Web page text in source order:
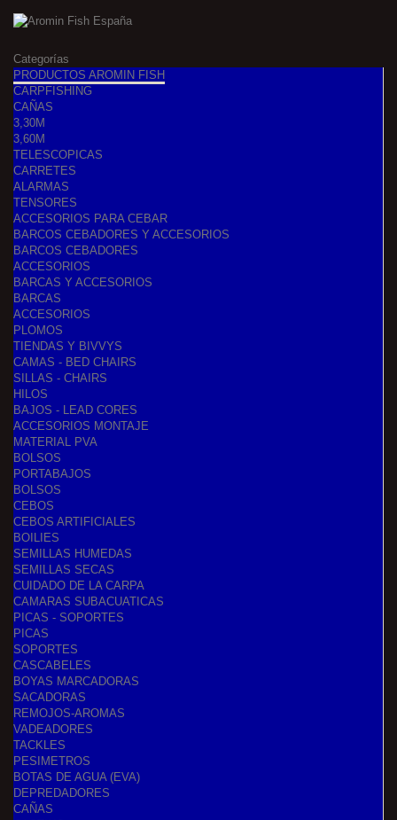
Categorías
PRODUCTOS AROMIN FISH
CARPFISHING
CAÑAS
3,30M
3,60M
TELESCOPICAS
CARRETES
ALARMAS
TENSORES
ACCESORIOS PARA CEBAR
BARCOS CEBADORES Y ACCESORIOS
BARCOS CEBADORES
ACCESORIOS
BARCAS Y ACCESORIOS
BARCAS
ACCESORIOS
PLOMOS
TIENDAS Y BIVVYS
CAMAS - BED CHAIRS
SILLAS - CHAIRS
HILOS
BAJOS - LEAD CORES
ACCESORIOS MONTAJE
MATERIAL PVA
BOLSOS
PORTABAJOS
BOLSOS
CEBOS
CEBOS ARTIFICIALES
BOILIES
SEMILLAS HUMEDAS
SEMILLAS SECAS
CUIDADO DE LA CARPA
CAMARAS SUBACUATICAS
PICAS - SOPORTES
PICAS
SOPORTES
CASCABELES
BOYAS MARCADORAS
SACADORAS
REMOJOS-AROMAS
VADEADORES
TACKLES
PESIMETROS
BOTAS DE AGUA (EVA)
DEPREDADORES
CAÑAS